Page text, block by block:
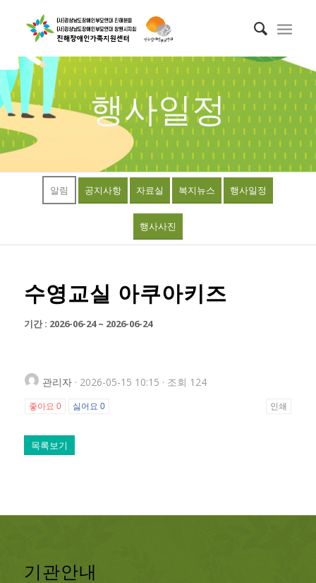
행사일정
알림 공지사항 자료실 복지뉴스 행사일정
행사사진
수영교실 아쿠아키즈
기간 : 2026-06-24 ~ 2026-06-24
관리자 · 2026-05-15 10:15 · 조회 124
좋아요 0 싫어요 0 인쇄
목록보기
기관안내